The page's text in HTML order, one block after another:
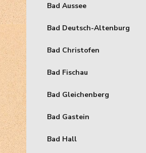
Bad Aussee
Bad Deutsch-Altenburg
Bad Christofen
Bad Fischau
Bad Gleichenberg
Bad Gastein
Bad Hall